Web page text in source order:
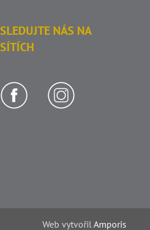
SLEDUJTE NÁS NA
SÍTÍCH
Web vytvořilAmporis